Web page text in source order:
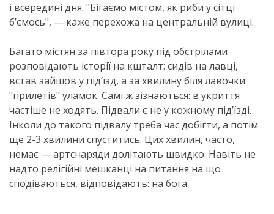
і всередині дня. "Бігаємо містом, як риби у сітці
бʼємось", — каже перехожа на центральній вулиці.
Багато містян за півтора року під обстрілами
розповідають історії на кшталт: сидів на лавці,
встав зайшов у підʼїзд, а за хвилину біля лавочки
"прилетів" уламок. Самі ж зізнаються: в укриття
частіше не ходять. Підвали є не у кожному підʼїзді.
Інколи до такого підвалу треба час добігти, а потім
ще 2-3 хвилини спуститись. Цих хвилин, часто,
немає — артснаряди долітають швидко. Навіть не
надто релігійні мешканці на питання на що
сподіваються, відповідають: на бога.